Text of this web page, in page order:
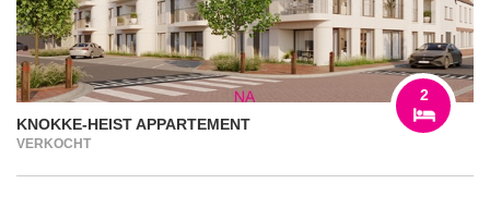
KNOKKE-HEIST APPARTEMENT
VERKOCHT
2